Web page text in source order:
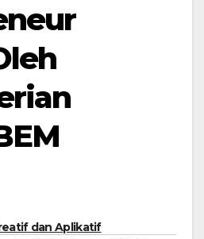
dan Aplikatif